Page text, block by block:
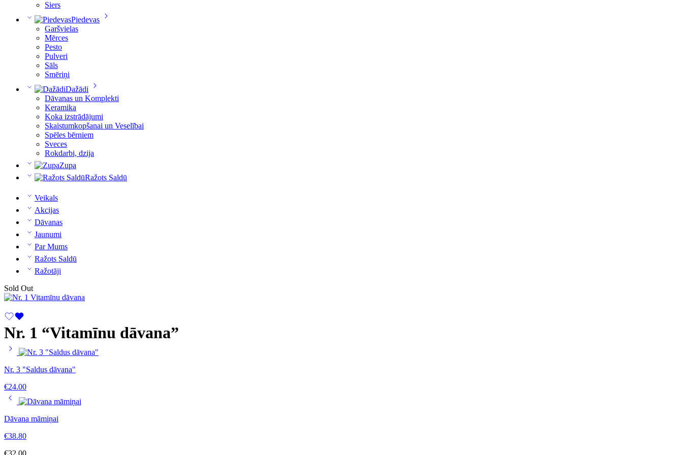
Siers
Piedevas
Garšvielas
Mērces
Pesto
Pulveri
Sāls
Smēriņi
Dažādi
Dāvanas un Komplekti
Keramika
Koka izstrādājumi
Skaistumkopšanai un Veselībai
Spēles bērniem
Sveces
Rokdarbi, dzija
Zupa
Ražots Saldū
Veikals
Akcijas
Dāvanas
Jaunumi
Par Mums
Ražots Saldū
Ražotāji
Sold Out
Nr. 1 “Vitamīnu dāvana”
Nr. 3 "Saldus dāvana"
€24.00
Dāvana māmiņai
€38.80